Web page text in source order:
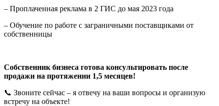
– Проплаченная реклама в 2 ГИС до мая 2023 года
– Обучение по работе с заграничными поставщиками от
собственницы
Собственник бизнеса готова консультировать после
продажи на протяжении 1,5 месяцев!
📞 Звоните сейчас – я отвечу на ваши вопросы и организую
встречу на объекте!